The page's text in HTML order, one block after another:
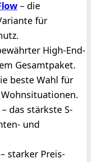
– die
für
High-End-
Gesamtpaket.
beste Wahl für
– das stärkste S-
und
– starker Preis-